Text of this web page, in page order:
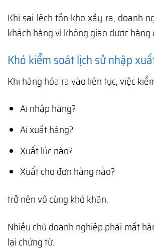
Khi sai lệch tồn kho xảy ra, doanh
khách hàng vì không giao được hàng
Khó kiểm soát lịch sử nhập
Khi hàng hóa ra vào liên tục, việc
Ai nhập hàng?
Ai xuất hàng?
Xuất lúc nào?
Xuất cho đơn hàng nào?
trở nên vô cùng khó khăn.
Nhiều chủ doanh nghiệp phải mất
lại chứng từ.